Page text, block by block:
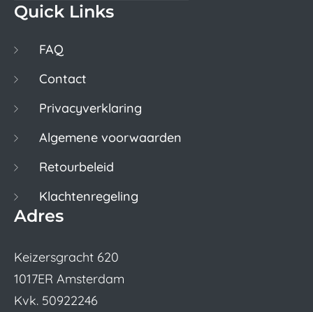
Quick Links
FAQ
Contact
Privacyverklaring
Algemene voorwaarden
Retourbeleid
Klachtenregeling
Adres
Keizersgracht 620
1017ER Amsterdam
Kvk. 50922246